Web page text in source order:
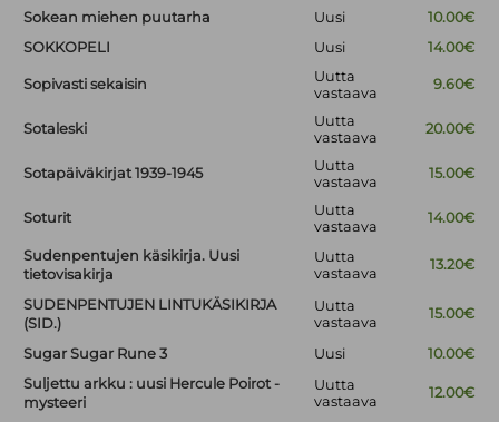
Sokean miehen puutarha Uusi
10.00€
SOKKOPELI
Uusi 14.00€
Sopivasti sekaisin
Uutta
vastaava
9.60€
Sotaleski
Uutta
vastaava
20.00€
Sotapäiväkirjat 1939-1945
Uutta
vastaava
15.00€
Soturit
Uutta
vastaava
14.00€
Sudenpentujen käsikirja. Uusi
tietovisakirja
Uutta
vastaava
13.20€
SUDENPENTUJEN LINTUKÄSIKIRJA
(SID.)
Uutta
vastaava
15.00€
Sugar Sugar Rune 3 Uusi
10.00€
Suljettu arkku : uusi Hercule Poirot -
mysteeri
Uutta
vastaava
12.00€